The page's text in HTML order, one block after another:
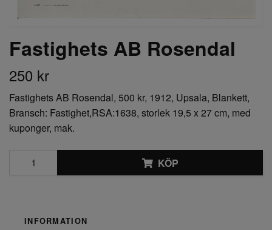
Fastighets AB Rosendal
250 kr
Fastighets AB Rosendal, 500 kr, 1912, Upsala, Blankett,
Bransch: Fastighet,RSA:1638, storlek 19,5 x 27 cm, med
kuponger, mak.
KÖP
INFORMATION